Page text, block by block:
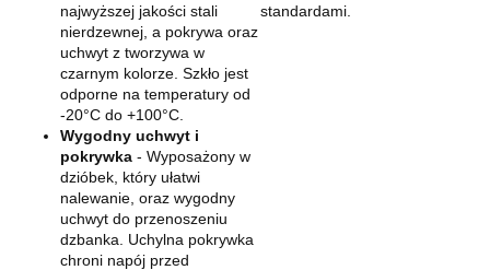
najwyższej jakości stali
nierdzewnej, a pokrywa oraz
uchwyt z tworzywa w
czarnym kolorze. Szkło jest
odporne na temperatury od
-20°C do +100°C.
Wygodny uchwyt i
pokrywka - Wyposażony w
dzióbek, który ułatwi
nalewanie, oraz wygodny
uchwyt do przenoszeniu
dzbanka. Uchylna pokrywka
chroni napój przed
standardami.